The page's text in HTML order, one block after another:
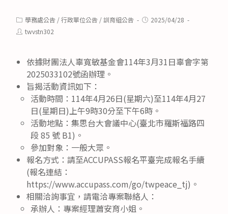
Post
category:
學務處公告 /行政單位公告 /訓育組公告
Post2025/04/28
Posttwvstn302
依據財團法人辜寬敏基金會114年3月31日辜會字第
2025033102號函辦理。
旨揭活動資訊如下：
活動時間：114年4月26日(星期六)至114年4月27
日(星期日)上午9時30分至下午6時。
活動地點：集思台大會議中心(臺北市羅斯福路四
段 85 號 B1)。
參加對象：一般大眾。
報名方式：請至ACCUPASS報名平臺完成報名手續
(報名連結：
https://www.accupass.com/go/twpeace_tj)。
相關洽詢事宜，請電洽專案聯絡人：
承辦人：專案經理蕭安育小姐。